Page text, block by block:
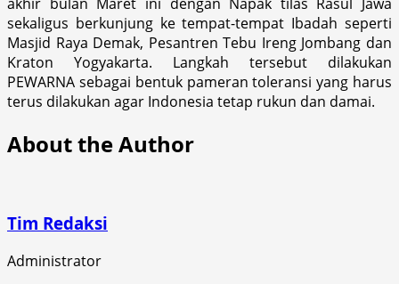
sekaligus berkunjung ke tempat-tempat Ibadah seperti
Masjid Raya Demak, Pesantren Tebu Ireng Jombang dan
Kraton Yogyakarta. Langkah tersebut dilakukan
PEWARNA sebagai bentuk pameran toleransi yang harus
terus dilakukan agar Indonesia tetap rukun dan damai.
About the Author
Tim Redaksi
Administrator